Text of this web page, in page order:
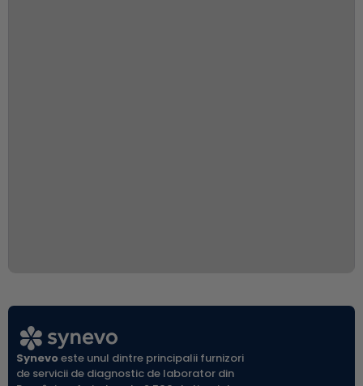
Synevoeste unul dintre principalii furnizori
de servicii de diagnostic de laborator din